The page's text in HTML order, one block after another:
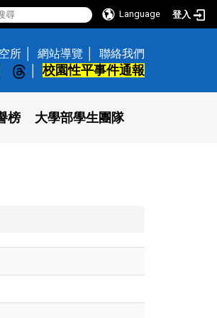
Language 登入
所 網站導覽
聯絡我們
校園性平事件通報
榜 大學部學生團隊